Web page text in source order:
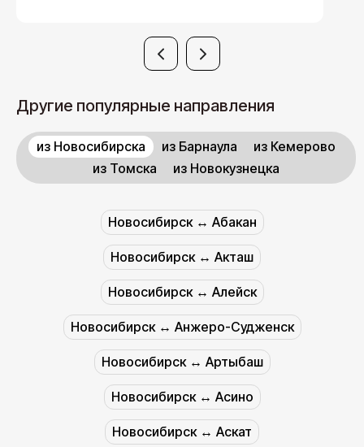
Другие популярные направления
из Новосибирска из Барнаула
из Кемерово
из Томска
из Новокузнецка
Новосибирск ↔︎ Абакан
Новосибирск ↔︎ Акташ
Новосибирск ↔︎ Алейск
Новосибирск ↔︎ Анжеро-Судженск
Новосибирск ↔︎ Артыбаш
Новосибирск ↔︎ Асино
Новосибирск ↔︎ Аскат